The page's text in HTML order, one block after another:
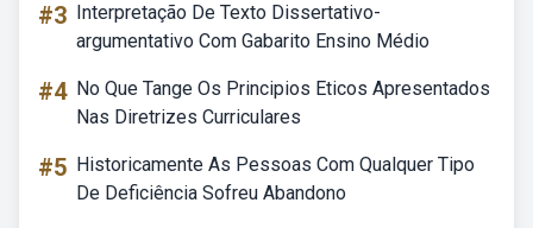
#3 Interpretação De Texto Dissertativo-
argumentativo Com Gabarito Ensino Médio
#4 No Que Tange Os Principios Eticos Apresentados
Nas Diretrizes Curriculares
#5 Historicamente As Pessoas Com Qualquer Tipo
De Deficiência Sofreu Abandono